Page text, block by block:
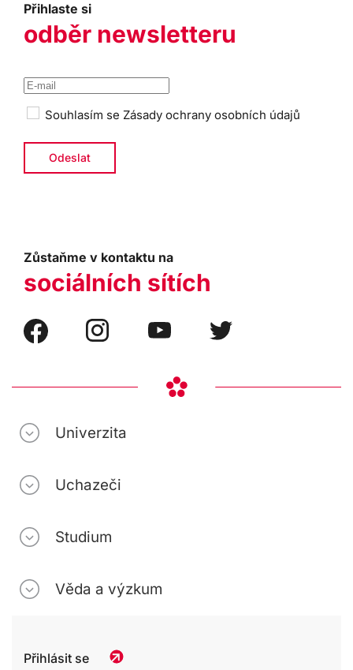
Přihlaste si
odběr newsletteru
Souhlasím se Zásady ochrany osobních údajů
Zůstaňme v kontaktu na
sociálních sítích
Univerzita
Uchazeči
Studium
Věda a výzkum
Přihlásit se